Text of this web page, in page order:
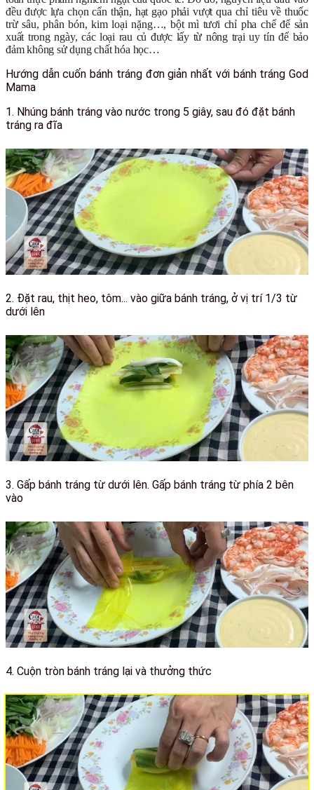
đều được lựa chọn cẩn thận, hạt gạo phải vượt qua chỉ tiêu về thuốc
trừ sâu, phân bón, kim loại nặng…, bột mì tươi chỉ pha chế để sản
xuất trong ngày, các loại rau củ được lấy từ nông trại uy tín để bảo
đảm không sử dụng chất hóa học…
Hướng dẫn cuốn bánh tráng đơn giản nhất với bánh tráng God
Mama
1. Nhúng bánh tráng vào nước trong 5 giây, sau đó đặt bánh
tráng ra đĩa
2. Đặt rau, thịt heo, tôm... vào giữa bánh tráng, ở vị trí 1/3 từ
dưới lên
3. Gấp bánh tráng từ dưới lên. Gấp bánh tráng từ phía 2 bên
vào
4. Cuộn tròn bánh tráng lại và thưởng thức